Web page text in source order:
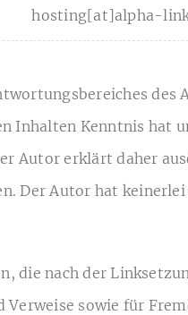
hosting[at]alpha-
des
Inhalten Kenntnis hat
Autor erklärt daher
Der Autor hat keinerlei
die nach der
sowie für